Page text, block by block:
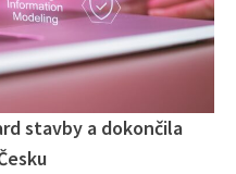
stavby a dokončila